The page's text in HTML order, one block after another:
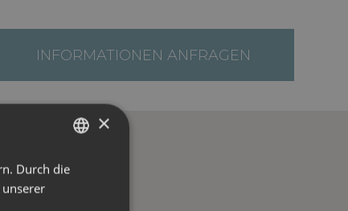
INFORMATIONEN ANFRAGEN
ITALIAN
×
Durch die